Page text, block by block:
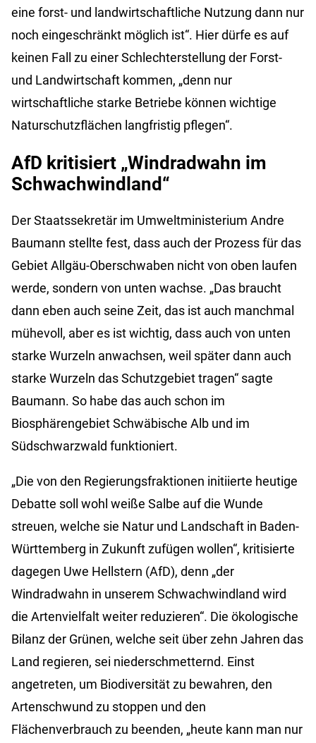
eine forst- und landwirtschaftliche Nutzung dann nur
noch eingeschränkt möglich ist“. Hier dürfe es auf
keinen Fall zu einer Schlechterstellung der Forst-
und Landwirtschaft kommen, „denn nur
wirtschaftliche starke Betriebe können wichtige
Naturschutzflächen langfristig pflegen“.
AfD kritisiert „Windradwahn im
Schwachwindland“
Der Staatssekretär im Umweltministerium Andre
Baumann stellte fest, dass auch der Prozess für das
Gebiet Allgäu-Oberschwaben nicht von oben laufen
werde, sondern von unten wachse. „Das braucht
dann eben auch seine Zeit, das ist auch manchmal
mühevoll, aber es ist wichtig, dass auch von unten
starke Wurzeln anwachsen, weil später dann auch
starke Wurzeln das Schutzgebiet tragen“ sagte
Baumann. So habe das auch schon im
Biosphärengebiet Schwäbische Alb und im
Südschwarzwald funktioniert.
„Die von den Regierungsfraktionen initiierte heutige
Debatte soll wohl weiße Salbe auf die Wunde
streuen, welche sie Natur und Landschaft in Baden-
Württemberg in Zukunft zufügen wollen“, kritisierte
dagegen Uwe Hellstern (AfD), denn „der
Windradwahn in unserem Schwachwindland wird
die Artenvielfalt weiter reduzieren“. Die ökologische
Bilanz der Grünen, welche seit über zehn Jahren das
Land regieren, sei niederschmetternd. Einst
angetreten, um Biodiversität zu bewahren, den
Artenschwund zu stoppen und den
Flächenverbrauch zu beenden, „heute kann man nur